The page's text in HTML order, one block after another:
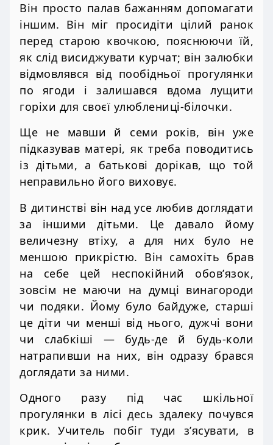
Він просто палав бажанням допомагати
іншим. Він міг просидіти цілий ранок
перед старою квочкою, пояснюючи їй,
як слід висиджувати курчат; він залюбки
відмовлявся від пообідньої прогулянки
по ягоди і залишався вдома лущити
горіхи для своєї улюблениці-білочки.
Ще не мавши й семи років, він уже
підказував матері, як треба поводитись
із дітьми, а батькові дорікав, що той
неправильно його виховує.
В дитинстві він над усе любив доглядати
за іншими дітьми. Це давало йому
величезну втіху, а для них було не
меншою прикрістю. Він самохіть брав
на себе цей неспокійний обов’язок,
зовсім не маючи на думці винагороди
чи подяки. Йому було байдуже, старші
це діти чи менші від нього, дужчі вони
чи слабкіші — будь-де й будь-коли
натрапивши на них, він одразу брався
доглядати за ними.
Одного разу під час шкільної
прогулянки в лісі десь здалеку почувся
крик. Учитель побіг туди з’ясувати, в